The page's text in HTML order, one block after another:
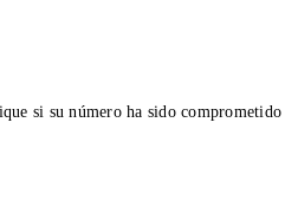
si su número ha sido comprometido